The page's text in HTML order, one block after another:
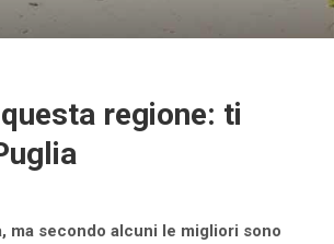
regione: ti
ma secondo alcuni le migliori sono